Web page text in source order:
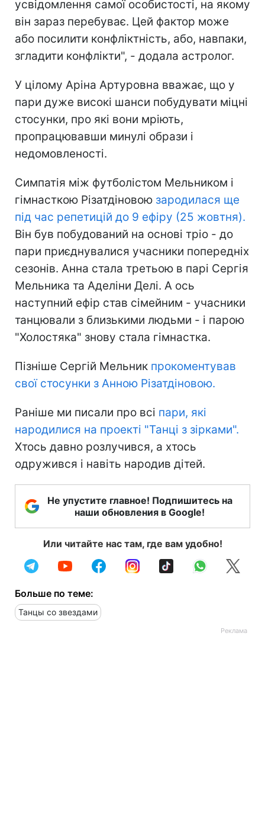
усвідомлення самої особистості, на якому
він зараз перебуває. Цей фактор може
або посилити конфліктність, або, навпаки,
згладити конфлікти", - додала астролог.
У цілому Аріна Артуровна вважає, що у
пари дуже високі шанси побудувати міцні
стосунки, про які вони мріють,
пропрацювавши минулі образи і
недомовленості.
Симпатія між футболістом Мельником і
гімнасткою Різатдіновою зародилася ще
під час репетицій до 9 ефіру (25 жовтня).
Він був побудований на основі тріо - до
пари приєднувалися учасники попередніх
сезонів. Анна стала третьою в парі Сергія
Мельника та Аделіни Делі. А ось
наступний ефір став сімейним - учасники
танцювали з близькими людьми - і парою
"Холостяка" знову стала гімнастка.
Пізніше Сергій Мельник прокоментував
свої стосунки з Анною Різатдіновою.
Раніше ми писали про всі пари, які
народилися на проекті "Танці з зірками".
Хтось давно розлучився, а хтось
одружився і навіть народив дітей.
Не упустите главное! Подпишитесь на
наши обновления в Google!
Или читайте нас там, где вам удобно!
Больше по теме:
Танцы со звездами